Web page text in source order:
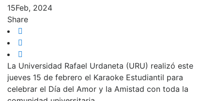
15Feb, 2024
Share
La Universidad Rafael Urdaneta (URU) realizó este
jueves 15 de febrero el Karaoke Estudiantil para
celebrar el Día del Amor y la Amistad con toda la